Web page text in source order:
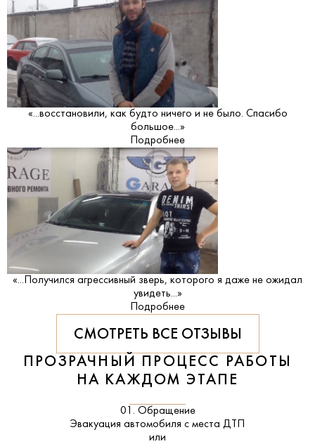
«...восстановили, как будто ничего и не было. Спасибо
большое...»
Подробнее
«...Получился агрессивный зверь, которого я даже не ожидал
увидеть...»
Подробнее
СМОТРЕТЬ ВСЕ ОТЗЫВЫ
ПРОЗРАЧНЫЙ ПРОЦЕСС РАБОТЫ
НА КАЖДОМ ЭТАПЕ
01. Обращение
Эвакуация автомобиля с места ДТП
или